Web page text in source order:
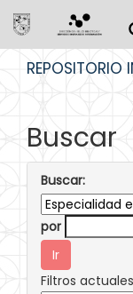
REPOSITORIO
Buscar
Buscar:
por
Filtros